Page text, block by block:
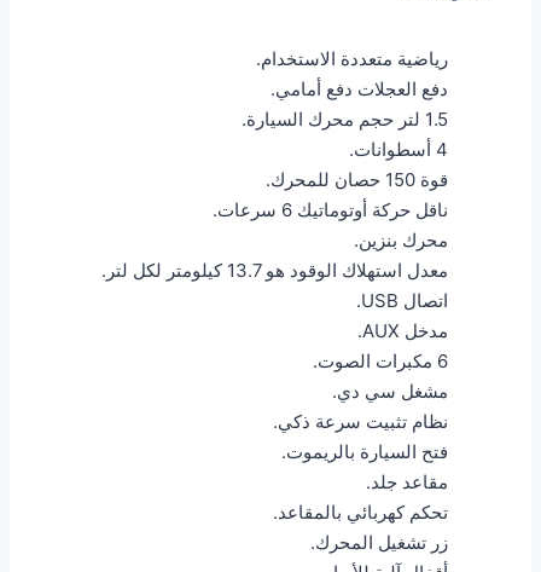
رياضية متعددة الاستخدام.
دفع العجلات دفع أمامي.
1.5 لتر حجم محرك السيارة.
4 أسطوانات.
قوة 150 حصان للمحرك.
ناقل حركة أوتوماتيك 6 سرعات.
محرك بنزين.
معدل استهلاك الوقود هو 13.7 كيلومتر لكل لتر.
اتصال USB.
مدخل AUX.
6 مكبرات الصوت.
مشغل سي دي.
نظام تثبيت سرعة ذكي.
فتح السيارة بالريموت.
مقاعد جلد.
تحكم كهربائي بالمقاعد.
زر تشغيل المحرك.